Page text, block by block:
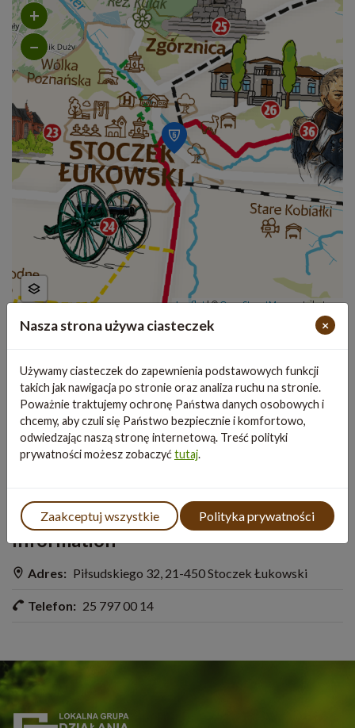
Nasza strona używa ciasteczek ×
Używamy ciasteczek do zapewnienia podstawowych funkcji
takich jak nawigacja po stronie oraz analiza ruchu na stronie.
Poważnie traktujemy ochronę Państwa danych osobowych i
chcemy, aby czuli się Państwo bezpiecznie i komfortowo,
odwiedzając naszą stronę internetową. Treść polityki
prywatności możesz zobaczyćtutaj.
Zaakceptuj wszystkie Polityka prywatności
+
−
Leaflet|©OpenStreetMapcontributors
Information
Adres: Piłsudskiego 32, 21-450 Stoczek Łukowski
Telefon: 25 797 00 14